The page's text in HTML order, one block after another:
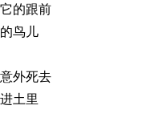
的跟前
鸟儿
外死去
土里